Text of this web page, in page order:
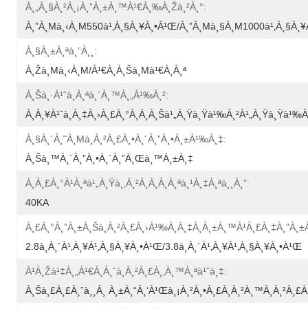
À¸„à¸§à¸²à¸¡à¸”à¸±à¸™à¹€à¸‰à¸žà¸²à¸°:
À¸”à¸µà¸‹à¸µ550à¹‚à¸§à¸¥à¸•à¹Œ/
À¸§à¸±à¸ªà¸”à¸¸:
À¸žà¸µà¸‹à¸µ/à¹€à¸­à¸šà¸µà¹€à¸­à¸ª
À¸Šà¸·à¹ˆà¸­à¸ªà¸´à¸™à¸„à¹‰à¸²:
À¸§à¸´à¸˜à¸µà¸à¸²à¸£à¸•à¸´à¸”à¸•à¸±à¹‰à¸‡:
À¸Šà¸™à¸´à¸”à¸•à¸´à¸”à¸œà¸™à¸±à¸‡
À¸à¸£à¸°à¹à¸ªà¹„à¸Ÿà¸‚à¸²à¸­à¸­à¸à¸ªà¸¹à¸‡à¸ªà¸¸à¸”:
40KA
2.8à¸à¸´à¹‚à¸¥à¹‚à¸§à¸¥à¸•à¹Œ/3.8à¸à¸´à¹‚à¸¥à¹‚à¸§à¸¥à¸•à¹Œ
À¹à¸žà¹‡à¸„à¹€à¸à¸ˆà¸à¸²à¸£à¸‚à¸™à¸ªà¹ˆà¸‡:
À¸šà¸£à¸£à¸ˆà¸¸à¸